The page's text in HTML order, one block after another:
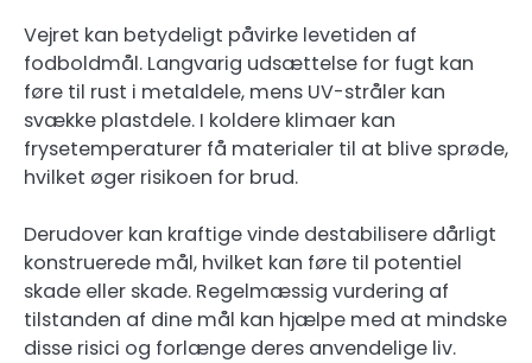
Vejret kan betydeligt påvirke levetiden af
fodboldmål. Langvarig udsættelse for fugt kan
føre til rust i metaldele, mens UV-stråler kan
svække plastdele. I koldere klimaer kan
frysetemperaturer få materialer til at blive sprøde,
hvilket øger risikoen for brud.
Derudover kan kraftige vinde destabilisere dårligt
konstruerede mål, hvilket kan føre til potentiel
skade eller skade. Regelmæssig vurdering af
tilstanden af dine mål kan hjælpe med at mindske
disse risici og forlænge deres anvendelige liv.